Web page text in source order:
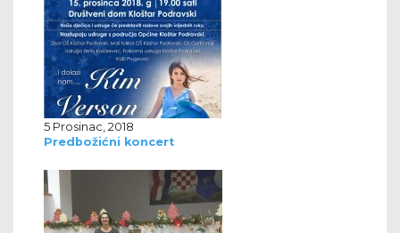
5 Prosinac, 2018
Predbožićni koncert